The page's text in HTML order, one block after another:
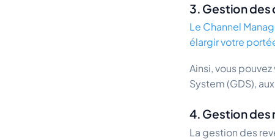
3. Gestion des
Le Channel
élargir votre
Ainsi, vous
System (GDS),
4. Gestion des
La gestion des